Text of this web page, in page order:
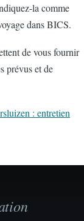
la comme
dans BICS.
de vous fournir
prévus et de
: entretien